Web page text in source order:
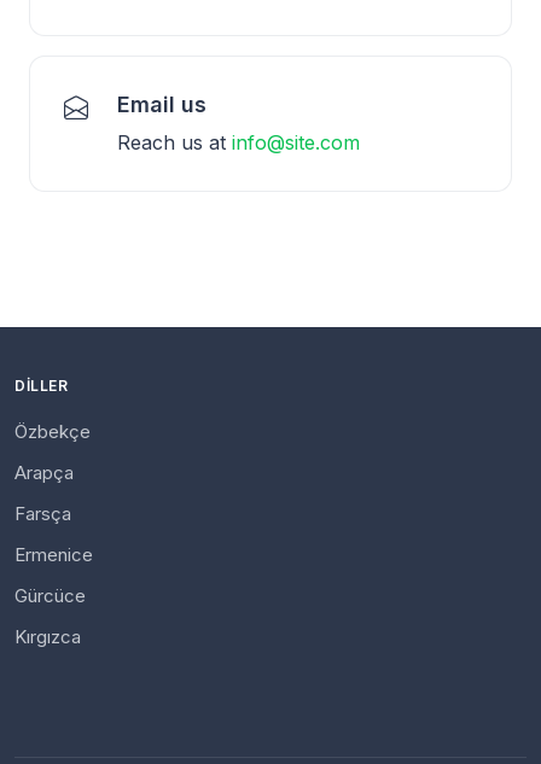
Email us
Reach us at info@site.com
DILLER
Özbekçe
Arapça
Farsça
Ermenice
Gürcüce
Kırgızca